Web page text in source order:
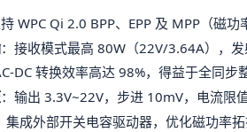
WPC Qi 2.0 BPP、EPP 及 MPP（磁
：接收模式最高 80W（22V/3.64A），
DC 转换效率高达 98%，得益于全同
：输出 3.3V~22V，步进 10mV，电流限
集成外部开关电容驱动器，优化磁功率